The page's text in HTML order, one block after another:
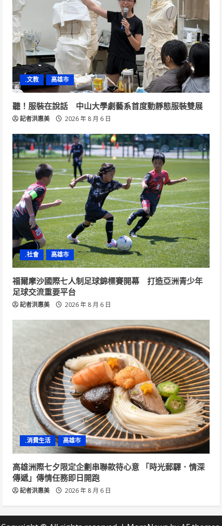
.文教 高雄市
聽！服裝在說話 中山大學劇藝系首度動靜態服裝雙展
記者洪惠美 2026 年 8 月 6 日
.社會 高雄市
福爾摩沙國際七人制足球錦標賽開幕 打造亞洲青少年
足球交流重要平台
記者洪惠美 2026 年 8 月 6 日
.消費生活 高雄市
高雄洲際七夕限定企劃串聯款待心意 「時光郵驛．情深
傳遞」傳情任務即日開跑
記者洪惠美 2026 年 8 月 6 日